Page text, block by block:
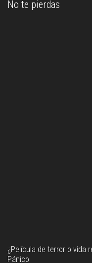
No te pierdas
de terror o vida